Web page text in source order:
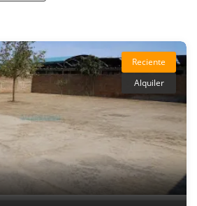
Reciente
Alquiler